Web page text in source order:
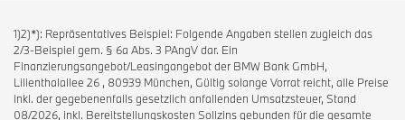
1)2)*): Repräsentatives Beispiel: Folgende Angaben stellen zugleich das
2/3-Beispiel gem. § 6a Abs. 3 PAngV dar. Ein
Finanzierungsangebot/Leasingangebot der BMW Bank GmbH,
Lilienthalallee 26 , 80939 München, Gültig solange Vorrat reicht, alle Preise
inkl. der gegebenenfalls gesetzlich anfallenden Umsatzsteuer, Stand
08/2026, inkl. Bereitstellungskosten Sollzins gebunden für die gesamte